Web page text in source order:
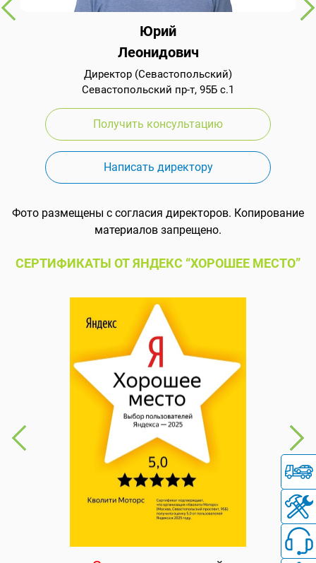
Юрий
Леонидович
Директор (Севастопольский)
Севастопольский пр-т, 95Б с.1
Получить консультацию
Написать директору
Фото размещены с согласия директоров. Копирование
материалов запрещено.
СЕРТИФИКАТЫ ОТ ЯНДЕКС “ХОРОШЕЕ МЕСТО”